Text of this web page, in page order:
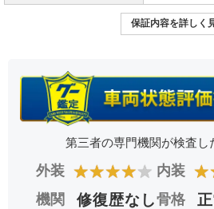
保証内容を詳しく
第三者の専門機関が検査し
外装 ★★★★★
機関 修復歴なし
内装 ★
骨格